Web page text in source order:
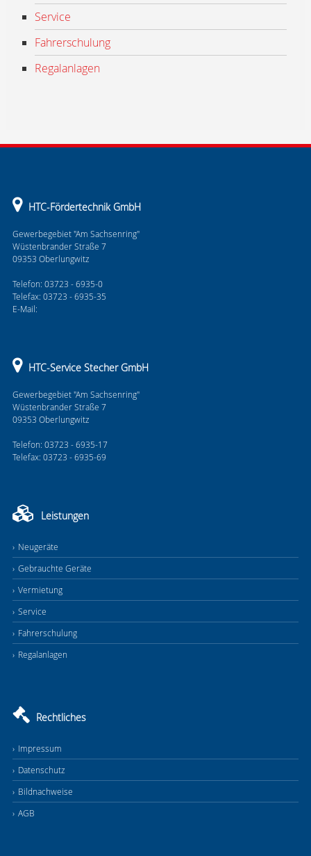
Service
Fahrerschulung
Regalanlagen
HTC-Fördertechnik GmbH
Gewerbegebiet "Am Sachsenring"
Wüstenbrander Straße 7
09353 Oberlungwitz
Telefon: 03723 - 6935-0
Telefax: 03723 - 6935-35
E-Mail:
HTC-Service Stecher GmbH
Gewerbegebiet "Am Sachsenring"
Wüstenbrander Straße 7
09353 Oberlungwitz
Telefon: 03723 - 6935-17
Telefax: 03723 - 6935-69
Leistungen
Neugeräte
Gebrauchte Geräte
Vermietung
Service
Fahrerschulung
Regalanlagen
Rechtliches
Impressum
Datenschutz
Bildnachweise
AGB